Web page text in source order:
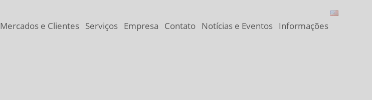
Mercados e Clientes Serviços Empresa Contato Notícias e Eventos Informações